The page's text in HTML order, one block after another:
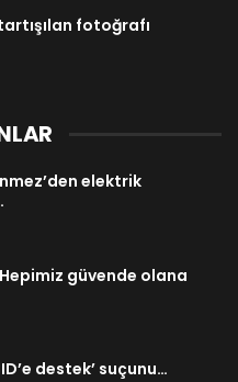
fotoğrafı
elektrik
Hepimiz güvende olana
destek’ suçunu…